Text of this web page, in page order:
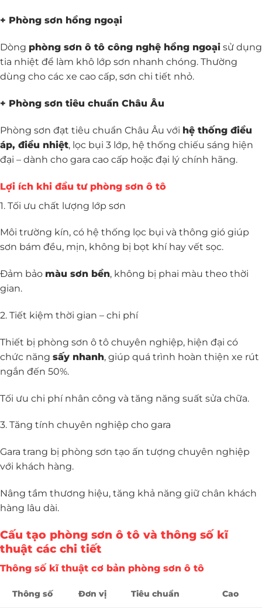
+ Phòng sơn hồng ngoại
Dòng phòng sơn ô tô công nghệ hồng ngoại sử dụng
tia nhiệt để làm khô lớp sơn nhanh chóng. Thường
dùng cho các xe cao cấp, sơn chi tiết nhỏ.
+ Phòng sơn tiêu chuẩn Châu Âu
Phòng sơn đạt tiêu chuẩn Châu Âu với hệ thống điều
áp, điều nhiệt, lọc bụi 3 lớp, hệ thống chiếu sáng hiện
đại – dành cho gara cao cấp hoặc đại lý chính hãng.
Lợi ích khi đầu tư phòng sơn ô tô
1. Tối ưu chất lượng lớp sơn
Môi trường kín, có hệ thống lọc bụi và thông gió giúp
sơn bám đều, mịn, không bị bọt khí hay vết sọc.
Đảm bảo màu sơn bền, không bị phai màu theo thời
gian.
2. Tiết kiệm thời gian – chi phí
Thiết bị phòng sơn ô tô chuyên nghiệp, hiện đại có
chức năng sấy nhanh, giúp quá trình hoàn thiện xe rút
ngắn đến 50%.
Tối ưu chi phí nhân công và tăng năng suất sửa chữa.
3. Tăng tính chuyên nghiệp cho gara
Gara trang bị phòng sơn tạo ấn tượng chuyên nghiệp
với khách hàng.
Nâng tầm thương hiệu, tăng khả năng giữ chân khách
hàng lâu dài.
Cấu tạo phòng sơn ô tô và thông số kĩ
thuật các chi tiết
Thông số kĩ thuật cơ bản phòng sơn ô tô
Thông số Đơn vị Tiêu chuẩn Cao